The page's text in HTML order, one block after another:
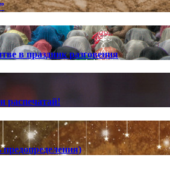
в праздник разговения
распечатай!